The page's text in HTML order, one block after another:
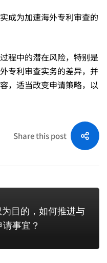
成为加速海外专利审查的
程中的潜在风险，特别是
专利审查实务的差异，并
，适当改变申请策略，以
Share this post
目的，如何推进与
事宜？